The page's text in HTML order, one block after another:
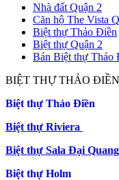
Nhà đất Quận 2
Căn hộ The Vista
Biệt thự Thảo Điền
Biệt thự Quận 2
Bán Biệt thự Thảo
BIỆT THỰ THẢO ĐIỀN
Biệt thự Thảo Điền
Biệt thự Riviera
Biệt thự Sala Đại
Biệt thự Holm